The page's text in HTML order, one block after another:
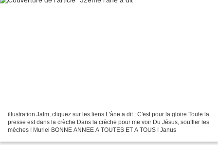
illustration Jalm, cliquez sur les liens L'âne a dit : C'est pour la gloire Toute la
presse est dans la crèche Dans la crèche pour me voir Du Jésus, souffler les
mèches ! Muriel BONNE ANNEE A TOUTES ET A TOUS ! Janus